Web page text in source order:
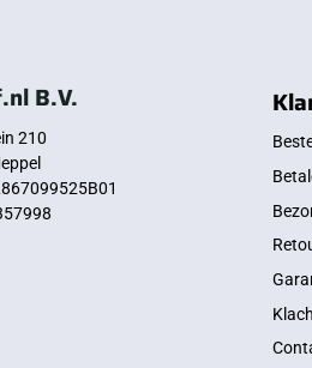
B.V.
210